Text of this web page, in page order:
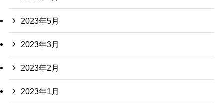
2023年5月
2023年3月
2023年2月
2023年1月